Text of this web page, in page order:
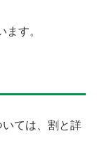
す。
ては、割と詳